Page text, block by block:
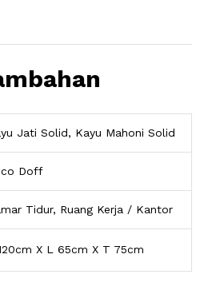
Jati Solid, Kayu Mahoni Solid
Doff
Tidur, Ruang Kerja / Kantor
X L 65cm X T 75cm